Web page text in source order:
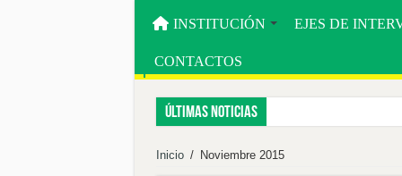
INSTITUCIÓN EJES DE
CONTACTOS
Últimas noticias
MACARÁ IMPULSA LA
Inicio / Noviembre 2015